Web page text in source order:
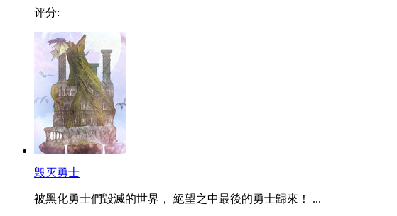
评分:
毁灭勇士
被黑化勇士們毀滅的世界， 絕望之中最後的勇士歸來！ ...